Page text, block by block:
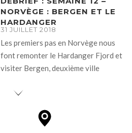
NORVÈGE : BERGEN ET LE
HARDANGER
31 JUILLET 2018
Les premiers pas en Norvège nous
font remonter le Hardanger Fjord et
visiter Bergen, deuxième ville